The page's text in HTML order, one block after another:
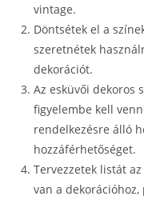
vintage.
Döntsétek el a
szeretnétek
dekorációt.
Az esküvői dekoros
figyelembe kell
rendelkezésre álló
hozzáférhetőséget.
Tervezzetek listát
van a